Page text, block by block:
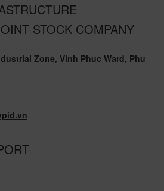
STOCK COMPANY
Zone, Vinh Phuc Ward, Phu